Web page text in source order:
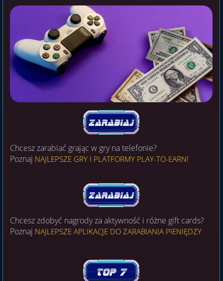
Chcesz zarabiać grając w gry na telefonie?
Poznaj NAJLEPSZE GRY I PLATFORMY PLAY-TO-EARN!
Chcesz zdobyć nagrody za aktywność i różne gift cards?
Poznaj NAJLEPSZE APLIKACJE DO ZARABIANIA PIENIĘDZY